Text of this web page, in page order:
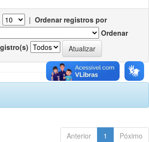
| Ordenar registros por
Ordenar
Anterior 1 Póximo